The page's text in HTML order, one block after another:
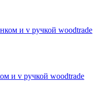
и v ручкой woodtrade